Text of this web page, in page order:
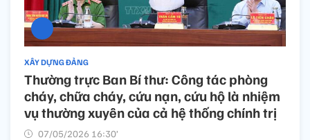
XÂY DỰNG ĐẢNG
Thường trực Ban Bí thư: Công tác phòng
cháy, chữa cháy, cứu nạn, cứu hộ là nhiệm
vụ thường xuyên của cả hệ thống chính trị
07/05/2026 16:30’